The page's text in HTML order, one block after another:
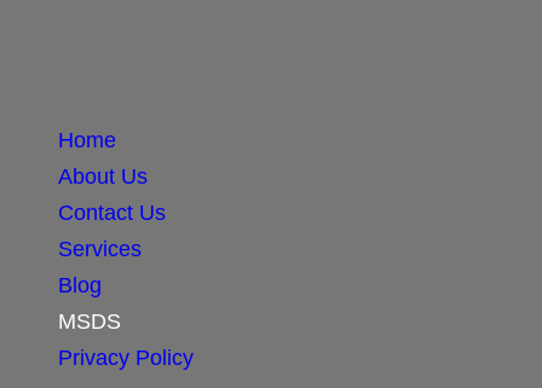
Home
About Us
Contact Us
Services
Blog
MSDS
Privacy Policy